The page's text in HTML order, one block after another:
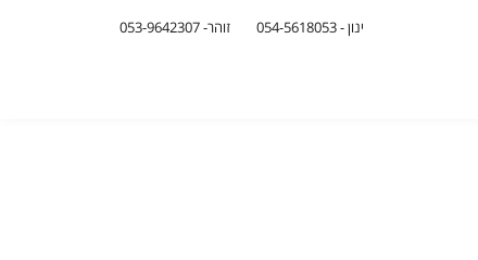
ינון - 054-5618053 זוהר- 053-9642307